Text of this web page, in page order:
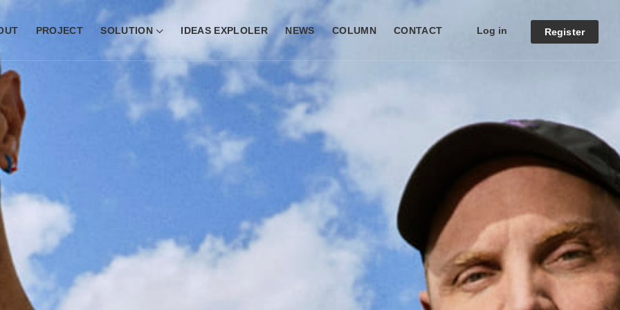
PROJECT SOLUTION IDEAS EXPLOLER NEWS COLUMN CONTACT Log in Register